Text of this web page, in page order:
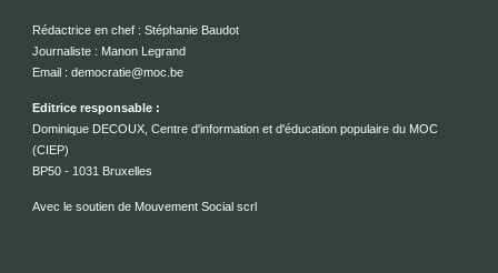
Rédactrice en chef : Stéphanie Baudot
Journaliste : Manon Legrand
Email : democratie@moc.be
Editrice responsable :
Dominique DECOUX, Centre d'information et d'éducation populaire du MOC
(CIEP)
BP50 - 1031 Bruxelles
Avec le soutien de Mouvement Social scrl